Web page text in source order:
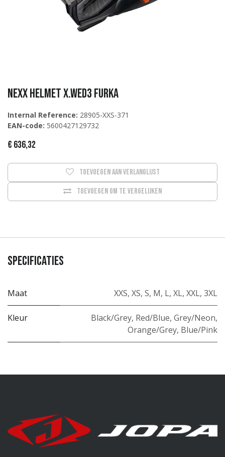
NEXX Helmet X.WED3 FURKA
Internal Reference: 28905-XXS-371
EAN-code: 5600427129732
€ 636,32
Toevoegen om te vergelijken
Toevoegen aan verlanglijst
Specificaties
Maat XXS, XS, S, M, L, XL, XXL, 3XL
Kleur Black/Grey, Red/Blue, Grey/Neon,
Orange/Grey, Blue/Pink